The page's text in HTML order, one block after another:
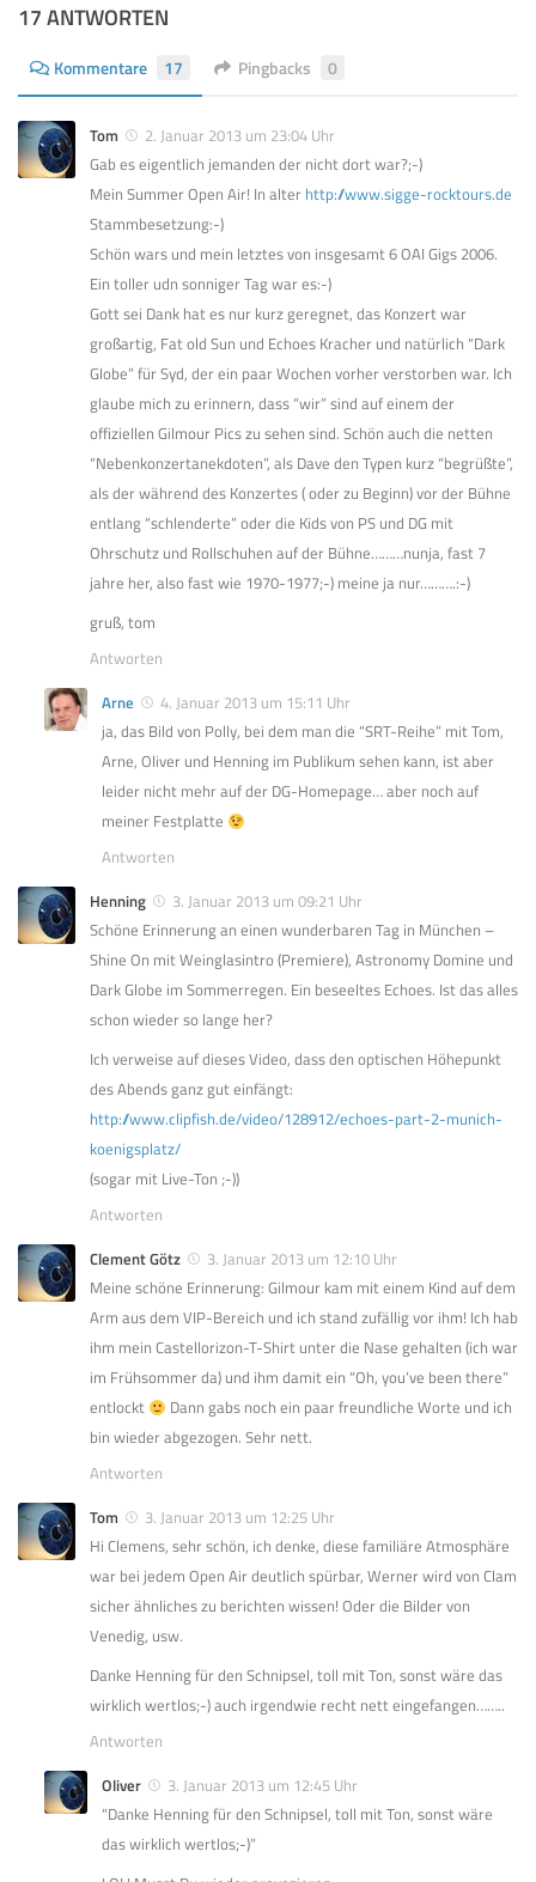
17 ANTWORTEN
Kommentare 17 Pingbacks 0
Tom
2. Januar 2013 um 23:04 Uhr
Gab es eigentlich jemanden der nicht dort war?;-)
Mein Summer Open Air! In alter http://www.sigge-rocktours.de
Stammbesetzung:-)
Schön wars und mein letztes von insgesamt 6 OAI Gigs 2006.
Ein toller udn sonniger Tag war es:-)
Gott sei Dank hat es nur kurz geregnet, das Konzert war
großartig, Fat old Sun und Echoes Kracher und natürlich “Dark
Globe” für Syd, der ein paar Wochen vorher verstorben war. Ich
glaube mich zu erinnern, dass “wir” sind auf einem der
offiziellen Gilmour Pics zu sehen sind. Schön auch die netten
“Nebenkonzertanekdoten”, als Dave den Typen kurz “begrüßte”,
als der während des Konzertes ( oder zu Beginn) vor der Bühne
entlang “schlenderte” oder die Kids von PS und DG mit
Ohrschutz und Rollschuhen auf der Bühne………nunja, fast 7
jahre her, also fast wie 1970-1977;-) meine ja nur……….:-)
gruß, tom
Antworten
Arne
4. Januar 2013 um 15:11 Uhr
ja, das Bild von Polly, bei dem man die “SRT-Reihe” mit Tom,
Arne, Oliver und Henning im Publikum sehen kann, ist aber
leider nicht mehr auf der DG-Homepage… aber noch auf
meiner Festplatte
Antworten
Henning
3. Januar 2013 um 09:21 Uhr
Schöne Erinnerung an einen wunderbaren Tag in München –
Shine On mit Weinglasintro (Premiere), Astronomy Domine und
Dark Globe im Sommerregen. Ein beseeltes Echoes. Ist das alles
schon wieder so lange her?
Ich verweise auf dieses Video, dass den optischen Höhepunkt
des Abends ganz gut einfängt:
http://www.clipfish.de/video/128912/echoes-part-2-munich-
koenigsplatz/
(sogar mit Live-Ton ;-))
Antworten
Clement Götz
3. Januar 2013 um 12:10 Uhr
Meine schöne Erinnerung: Gilmour kam mit einem Kind auf dem
Arm aus dem VIP-Bereich und ich stand zufällig vor ihm! Ich hab
ihm mein Castellorizon-T-Shirt unter die Nase gehalten (ich war
im Frühsommer da) und ihm damit ein “Oh, you’ve been there”
entlockt
Dann gabs noch ein paar freundliche Worte und ich
bin wieder abgezogen. Sehr nett.
Antworten
Tom
3. Januar 2013 um 12:25 Uhr
Hi Clemens, sehr schön, ich denke, diese familiäre Atmosphäre
war bei jedem Open Air deutlich spürbar, Werner wird von Clam
sicher ähnliches zu berichten wissen! Oder die Bilder von
Venedig, usw.
Danke Henning für den Schnipsel, toll mit Ton, sonst wäre das
wirklich wertlos;-) auch irgendwie recht nett eingefangen……..
Antworten
Oliver
3. Januar 2013 um 12:45 Uhr
“Danke Henning für den Schnipsel, toll mit Ton, sonst wäre
das wirklich wertlos;-)”